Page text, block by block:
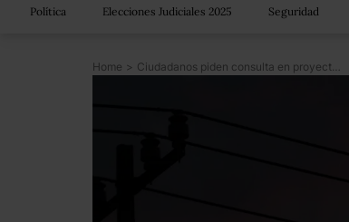
Política Elecciones Judiciales 2025 Seguridad
Home > Ciudadanos piden consulta en proyectos que buscan licitar alumbrado público a privados en Chihuahua